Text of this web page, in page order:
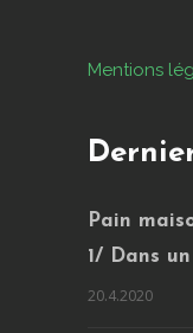
Mentions
Pain
1/ Dans
20.4.2020